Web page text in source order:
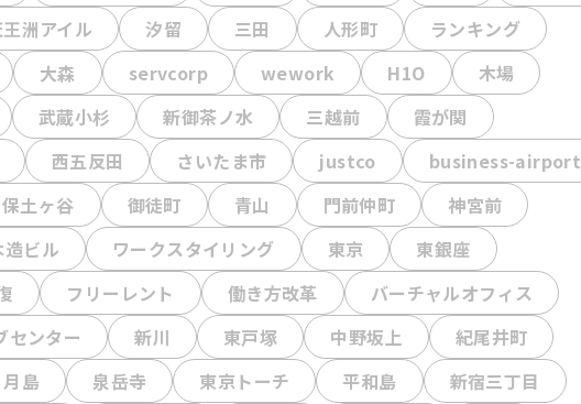
洲アイル 汐留 三田 人形町
ランキング
大森 servcorp wework H1O
木場
武蔵小杉 新御茶ノ水 三越前
霞が関
西五反田 さいたま市 justco
business-airport
保土ヶ谷 御徒町 青山 門前仲町
神宮前
造ビル ワークスタイリング 東京
東銀座
フリーレント 働き方改革
バーチャルオフィス
センター 新川 東戸塚 中野坂上
紀尾井町
月島 泉岳寺 東京トーチ 平和島
新宿三丁目